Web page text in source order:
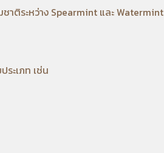
ติระหว่าง Spearmint และ Watermint
ะเภท เช่น